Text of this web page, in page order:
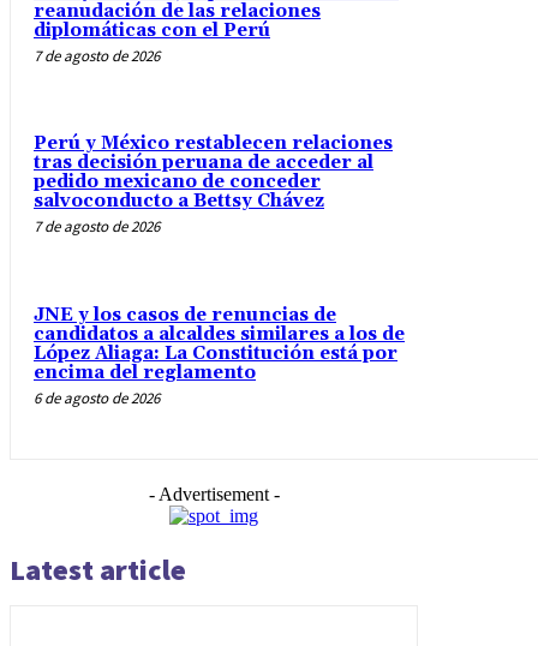
reanudación de las relaciones
diplomáticas con el Perú
7 de agosto de 2026
Perú y México restablecen relaciones
tras decisión peruana de acceder al
pedido mexicano de conceder
salvoconducto a Bettsy Chávez
7 de agosto de 2026
JNE y los casos de renuncias de
candidatos a alcaldes similares a los de
López Aliaga: La Constitución está por
encima del reglamento
6 de agosto de 2026
- Advertisement -
Latest article